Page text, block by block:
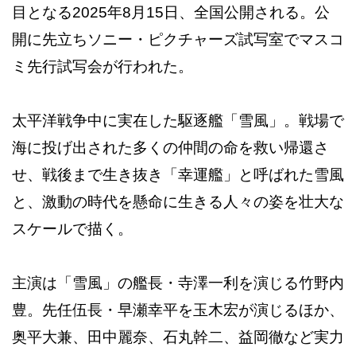
目となる2025年8月15日、全国公開される。公
開に先立ちソニー・ピクチャーズ試写室でマスコ
ミ先行試写会が行われた。
太平洋戦争中に実在した駆逐艦「雪風」。戦場で
海に投げ出された多くの仲間の命を救い帰還さ
せ、戦後まで生き抜き「幸運艦」と呼ばれた雪風
と、激動の時代を懸命に生きる人々の姿を壮大な
スケールで描く。
主演は「雪風」の艦長・寺澤一利を演じる竹野内
豊。先任伍長・早瀬幸平を玉木宏が演じるほか、
奥平大兼、田中麗奈、石丸幹二、益岡徹など実力